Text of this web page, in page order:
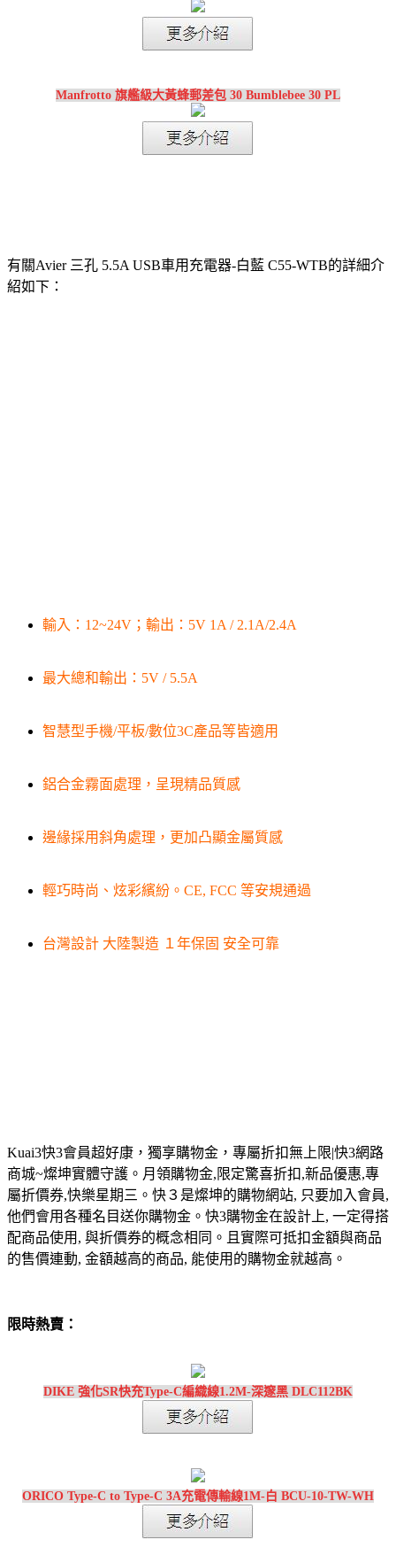
Manfrotto 旗艦級大黃蜂郵差包 30 Bumblebee 30 PL
有關Avier 三孔 5.5A USB車用充電器-白藍 C55-WTB的詳細介
紹如下：
輸入：12~24V；輸出：5V 1A / 2.1A/2.4A
最大總和輸出：5V / 5.5A
智慧型手機/平板/數位3C產品等皆適用
鋁合金霧面處理，呈現精品質感
邊緣採用斜角處理，更加凸顯金屬質感
輕巧時尚、炫彩繽紛。CE, FCC 等安規通過
台灣設計 大陸製造 １年保固 安全可靠
Kuai3快3會員超好康，獨享購物金，專屬折扣無上限|快3網路
商城~燦坤實體守護。月領購物金,限定驚喜折扣,新品優惠,專
屬折價券,快樂星期三。快３是燦坤的購物網站, 只要加入會員,
他們會用各種名目送你購物金。快3購物金在設計上, 一定得搭
配商品使用, 與折價券的概念相同。且實際可抵扣金額與商品
的售價連動, 金額越高的商品, 能使用的購物金就越高。
限時熱賣：
DIKE 強化SR快充Type-C編織線1.2M-深邃黑 DLC112BK
ORICO Type-C to Type-C 3A充電傳輸線1M-白 BCU-10-TW-WH